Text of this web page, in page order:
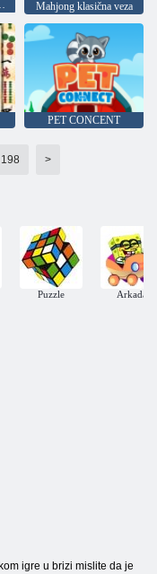
Mahjong klasična veza
PET CONCENT
198 >
Puzzle Arkada
igre u brizi mislite da je